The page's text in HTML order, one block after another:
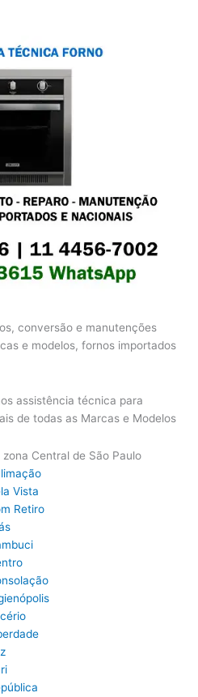
conversão e manutenções
e modelos, fornos importados
assistência técnica para
de todas as Marcas e Modelos
Central de São Paulo
Vista
Retiro